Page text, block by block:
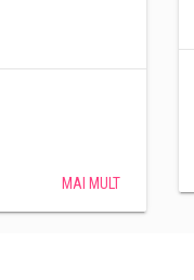
MAI MULT